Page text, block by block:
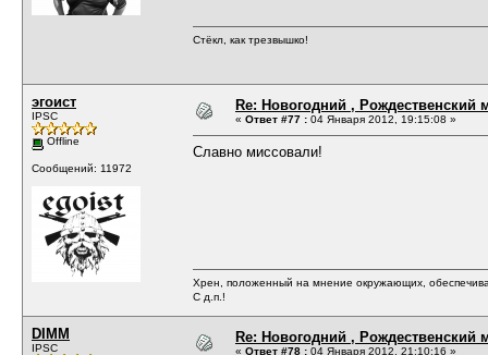
Стёкл, как трезвышко!
эгоист
IPSC
Offline
Сообщений: 11972
Re: Новогодний , Рождественский
« Ответ #77 : 04 Января 2012, 19:15:08 »
Славно миссовали!
Хрен, положенный на мнение окружающих,
С д.п.!
DIMM
IPSC
Re: Новогодний , Рождественский
« Ответ #78 : 04 Января 2012, 21:10:16 »